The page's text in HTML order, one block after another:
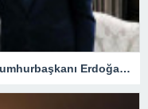
Arnavutluk Başbakanı Rama’dan, Cumhurbaşkanı Erdoğan’a destek mesajı